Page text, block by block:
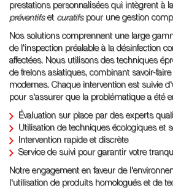
prestations personnalisées qui intègrent à
préventifset curatifspour une gestion
Nos solutions comprennent une large
de l'inspection préalable à la désinfection
affectées. Nous utilisons des techniques
de frelons asiatiques, combinant savoir-
modernes. Chaque intervention est suivie
pour s'assurer que la problématique a été
Évaluation sur place par des experts
Utilisation de techniques écologiques et
Intervention rapide et discrète
Service de suivi pour garantir votre
Notre engagement en faveur de
l'utilisation de produits homologués et de